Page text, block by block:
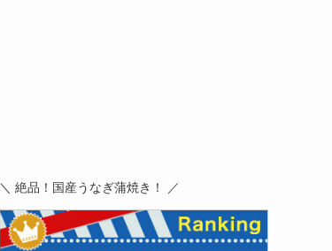
＼ 絶品！国産うなぎ蒲焼き！ ／